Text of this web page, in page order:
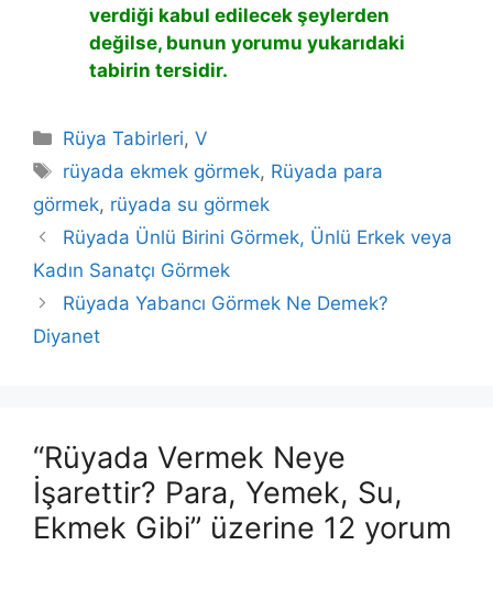
verdiği kabul edilecek şeylerden
değilse, bunun yorumu yukarıdaki
tabirin tersidir.
Kategoriler
Rüya Tabirleri,V
Etiketler
rüyada ekmek görmek, Rüyada para
görmek, rüyada su görmek
Rüyada Ünlü Birini Görmek, Ünlü Erkek veya
Kadın Sanatçı Görmek
Rüyada Yabancı Görmek Ne Demek?
Diyanet
“Rüyada Vermek Neye
İşarettir? Para, Yemek, Su,
Ekmek Gibi” üzerine 12 yorum